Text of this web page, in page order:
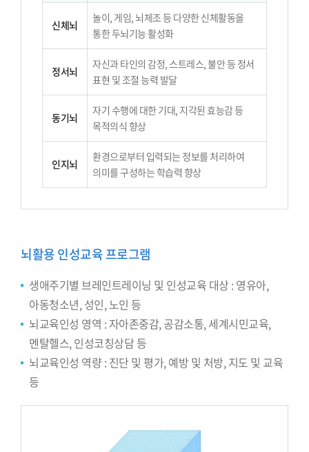
신체뇌
놀이, 게임, 뇌체조 등 다양한 신체활동을
통한 두뇌기능 활성화
정서뇌
자신과 타인의 감정, 스트레스, 불안 등 정서
표현 및 조절 능력 발달
동기뇌
자기 수행에 대한 기대, 지각된 효능감 등
목적의식 향상
인지뇌
환경으로부터 입력되는 정보를 처리하여
의미를 구성하는 학습력 향상
뇌활용 인성교육 프로그램
생애주기별 브레인트레이닝 및 인성교육 대상 : 영유아,
아동청소년, 성인, 노인 등
뇌교육인성 영역 : 자아존중감, 공감소통, 세계시민교육,
멘탈헬스, 인성코칭상담 등
뇌교육인성 역량 : 진단 및 평가, 예방 및 처방, 지도 및 교육
등